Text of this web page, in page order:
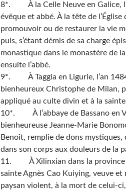
8*. À la Celle Neuve en Galice,
évêque et abbé. À la tête de
promouvoir ou de restaurer la vie
puis, s’étant démis de sa charge
monastique dans le monastère de
ensuite l’abbé.
9*. À Taggia en Ligurie, l’an
bienheureux Christophe de Milan,
appliqué au culte divin et à la
10*. À l’abbaye de Bassano en
bienheureuse Jeanne-Marie
Benoît, remplie de dons
dans son corps aux douleurs de la
11. À Xilinxian dans la province
sainte Agnès Cao Kuiying, veuve et
paysan violent, à la mort de celui-